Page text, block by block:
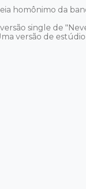
homônimo da
single de
versão de